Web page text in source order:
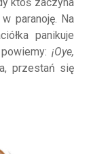
ktoś zaczyna
paranoję. Na
panikuje
¡Oye,
przestań się